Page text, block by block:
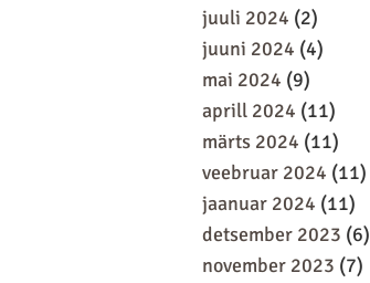
juuli 2024 (2)
juuni 2024 (4)
mai 2024 (9)
aprill 2024 (11)
märts 2024 (11)
veebruar 2024 (11)
jaanuar 2024 (11)
detsember 2023 (6)
november 2023 (7)